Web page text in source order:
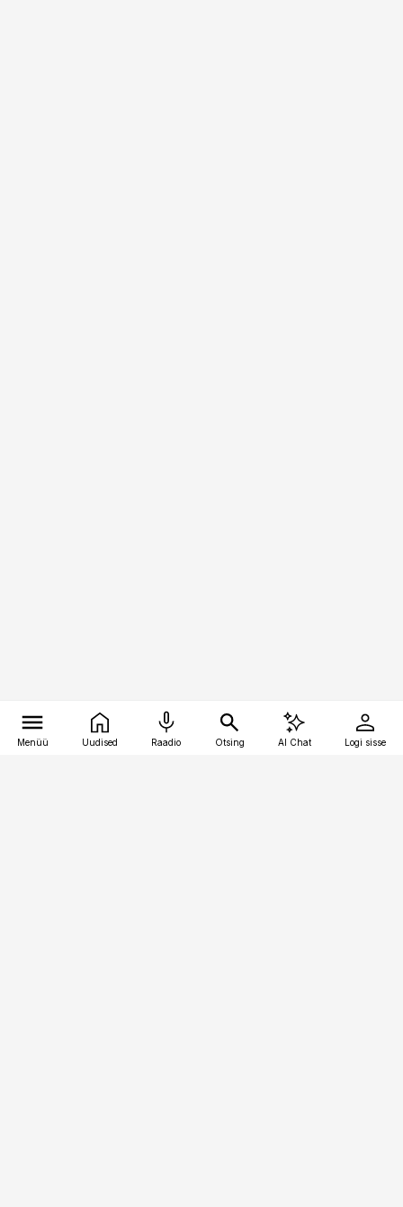
Menüü Uudised Raadio Otsing AI Chat Logi sisse